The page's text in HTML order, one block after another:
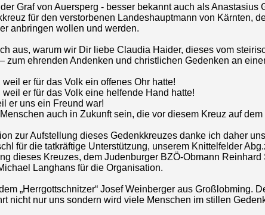
Graf von Auersperg - besser bekannt auch als Anastasius
für den verstorbenen Landeshauptmann von Kärnten,
anbringen wollen und werden.
aus, warum wir Dir liebe Claudia Haider, dieses vom
zum ehrenden Andenken und christlichen Gedenken an
er für das Volk ein offenes Ohr hatte!
er für das Volk eine helfende Hand hatte!
er uns ein Freund war!
auch in Zukunft sein, die vor diesem Kreuz auf
zur Aufstellung dieses Gedenkkreuzes danke ich daher
für die tatkräftige Unterstützung, unserem Knittelfelder
dieses Kreuzes, dem Judenburger BZÖ-Obmann
Langhans für die Organisation.
„Herrgottschnitzer“ Josef Weinberger aus Großlobming.
nicht nur uns sondern wird viele Menschen im stillen